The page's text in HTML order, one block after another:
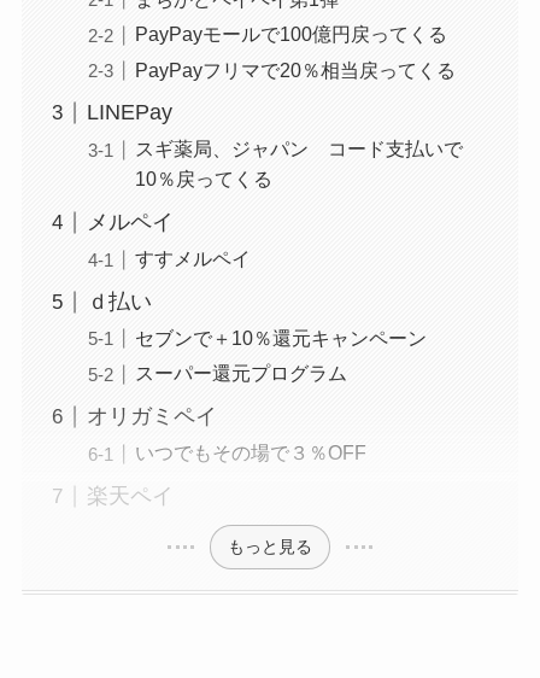
PayPayモールで100億円戻ってくる
PayPayフリマで20％相当戻ってくる
LINEPay
スギ薬局、ジャパン コード支払いで
10％戻ってくる
メルペイ
すすメルペイ
ｄ払い
セブンで＋10％還元キャンペーン
スーパー還元プログラム
オリガミペイ
いつでもその場で３％OFF
楽天ペイ
もっと見る